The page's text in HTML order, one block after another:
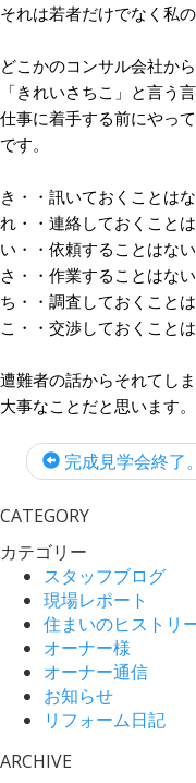
それは若者だけでなく私
どこかのコンサル会社か
「きれいさちこ」と言う
仕事に着手する前にやっ
です。
き・・訊いておくことは
れ・・連絡しておくこと
い・・依頼することはな
さ・・作業することはな
ち・・調査しておくこと
こ・・交渉しておくこと
遭難者の話からそれてし
大事なことだと思います。
完成見学会終了。
CATEGORY
カテゴリー
スタッフブログ
現場レポート
住まいのヒストリ
オーナー様
オーナー通信
お知らせ
リフォーム日記
ARCHIVE